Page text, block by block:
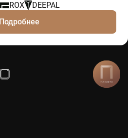
ROX
DEEPAL
Подробнее